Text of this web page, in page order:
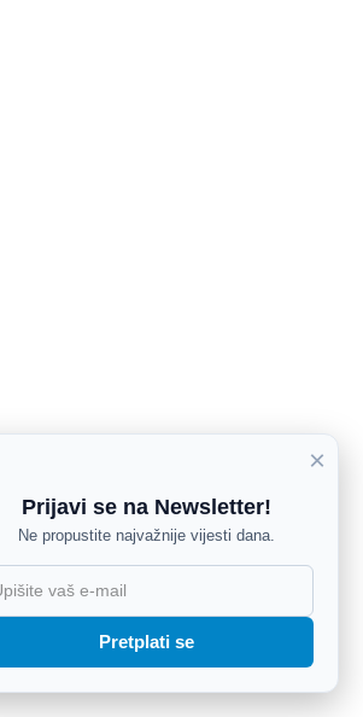
×
Prijavi se na Newsletter!
Ne propustite najvažnije vijesti dana.
Pretplati se